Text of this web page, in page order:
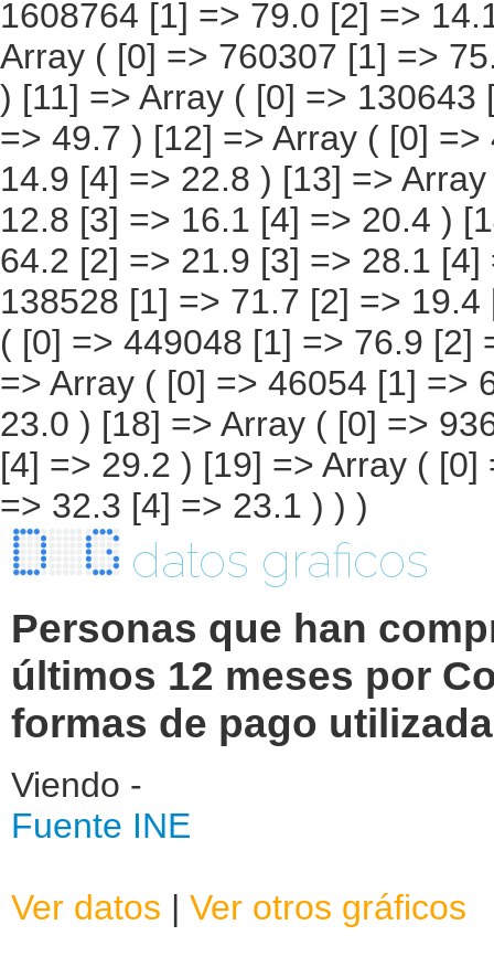
datos graficos
Personas que han
últimos 12 meses por
formas de pago
Viendo -
Fuente INE
Ver datos | Ver otros gráficos